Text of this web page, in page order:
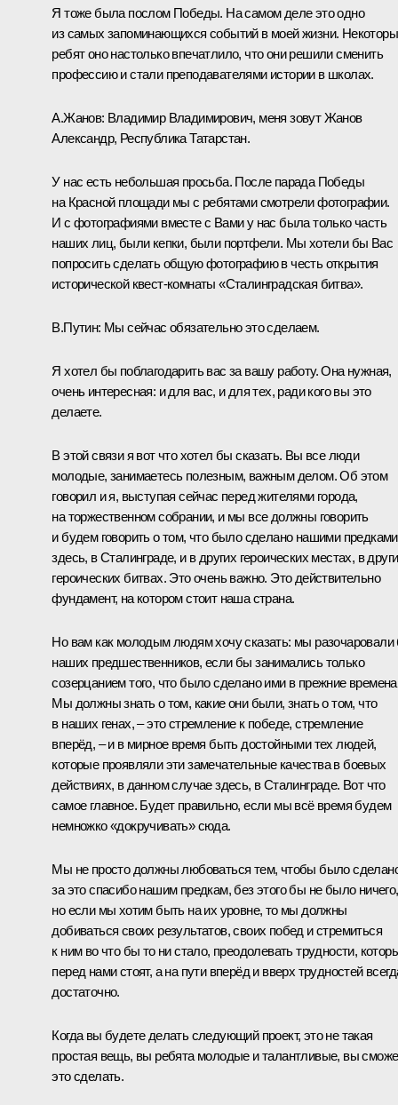
Я тоже была послом Победы. На самом деле это одно
из самых запоминающихся событий в моей жизни.
ребят оно настолько впечатлило, что они решили сменить
профессию и стали преподавателями истории в школах.
А.Жанов: Владимир Владимирович, меня зовут Жанов
Александр, Республика Татарстан.
У нас есть небольшая просьба. После парада Победы
на Красной площади мы с ребятами смотрели фотографии.
И с фотографиями вместе с Вами у нас была только часть
наших лиц, были кепки, были портфели. Мы хотели бы Вас
попросить сделать общую фотографию в честь открытия
исторической квест-комнаты «Сталинградская битва».
В.Путин: Мы сейчас обязательно это сделаем.
Я хотел бы поблагодарить вас за вашу работу. Она нужная,
очень интересная: и для вас, и для тех, ради кого вы это
делаете.
В этой связи я вот что хотел бы сказать. Вы все люди
молодые, занимаетесь полезным, важным делом. Об этом
говорил и я, выступая сейчас перед жителями города,
на торжественном собрании, и мы все должны говорить
и будем говорить о том, что было сделано нашими предками
здесь, в Сталинграде, и в других героических местах, в
героических битвах. Это очень важно. Это действительно
фундамент, на котором стоит наша страна.
Но вам как молодым людям хочу сказать: мы
наших предшественников, если бы занимались только
созерцанием того, что было сделано ими в прежние
Мы должны знать о том, какие они были, знать о том, что
в наших генах, – это стремление к победе, стремление
вперёд, – и в мирное время быть достойными тех людей,
которые проявляли эти замечательные качества в боевых
действиях, в данном случае здесь, в Сталинграде. Вот что
самое главное. Будет правильно, если мы всё время будем
немножко «докручивать» сюда.
Мы не просто должны любоваться тем, чтобы было
за это спасибо нашим предкам, без этого бы не было
но если мы хотим быть на их уровне, то мы должны
добиваться своих результатов, своих побед и стремиться
к ним во что бы то ни стало, преодолевать трудности,
перед нами стоят, а на пути вперёд и вверх трудностей
достаточно.
Когда вы будете делать следующий проект, это не такая
простая вещь, вы ребята молодые и талантливые, вы
это сделать.